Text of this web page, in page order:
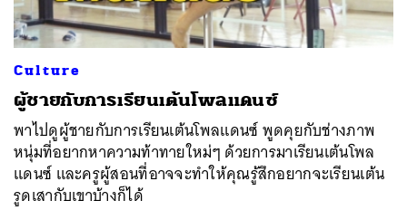
Culture
ผู้ชายกับการเรียนเต้นโพลแดนซ์
พาไปดูผู้ชายกับการเรียนเต้นโพลแดนซ์ พูดคุยกับช่างภาพ
หนุ่มที่อยากหาความท้าทายใหม่ๆ ด้วยการมาเรียนเต้นโพล
แดนซ์ และครูผู้สอนที่อาจจะทำให้คุณรู้สึกอยากจะเรียนเต้น
รูดเสากับเขาบ้างก็ได้